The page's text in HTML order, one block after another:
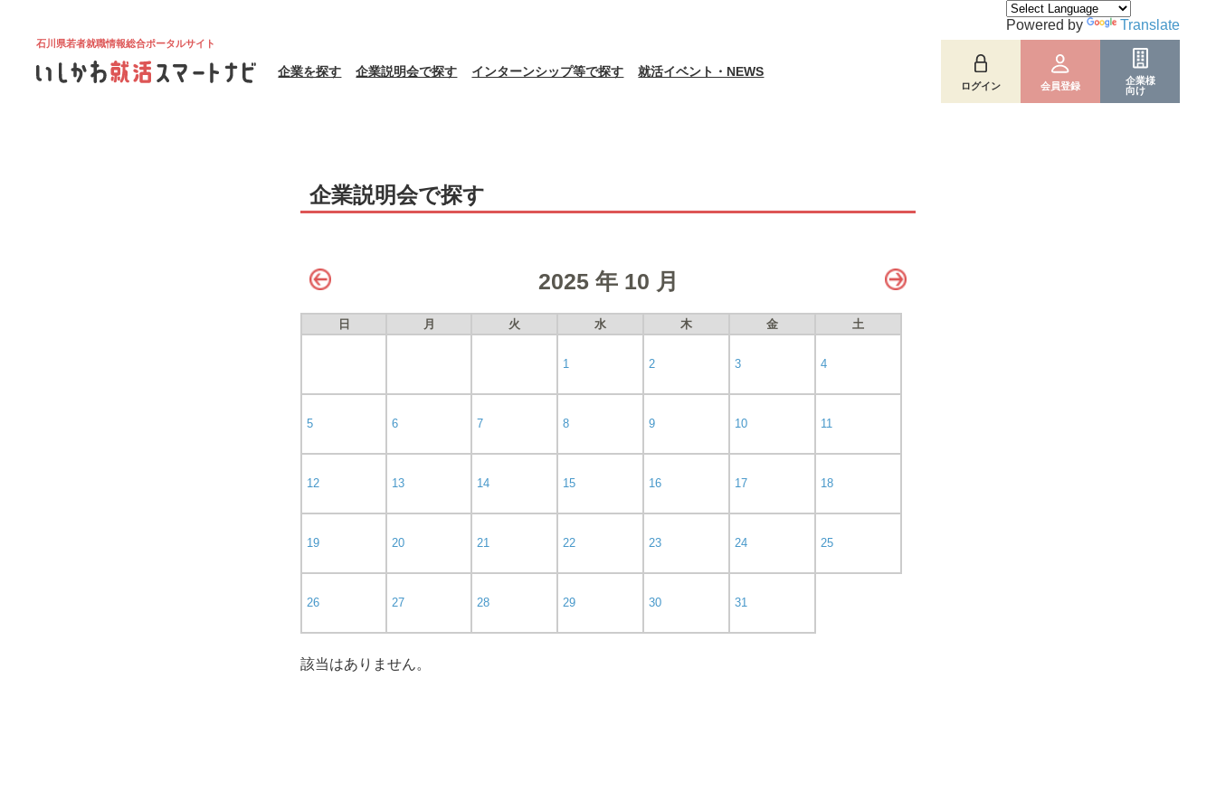
石川県若者就職情報総合ポータルサイト
企業を探す 企業説明会で探す インターンシップ等で探す 就活イベント・NEWS
ログイン 会員登録
企業様
向け
Powered by Translate
企業説明会で探す
2025 年 10 月
日 月 火 水 木 金 土
1 2 3 4
5 6 7 8 9 10 11
12 13 14 15 16 17 18
19 20 21 22 23 24 25
26 27 28 29 30 31
該当はありません。